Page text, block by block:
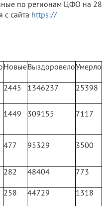
по регионам ЦФО на 28
сайта https://
НовыеВыздоровелоУмерло
2445 1346237 25398
1449 309155 7117
477 95329 3500
282 48404 773
258 44729 1318